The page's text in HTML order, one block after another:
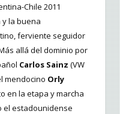
Chile 2011
la buena
ferviente seguidor
allá del dominio por
Carlos Sainz (VW
mendocino Orly
en la etapa y marcha
el estadounidense